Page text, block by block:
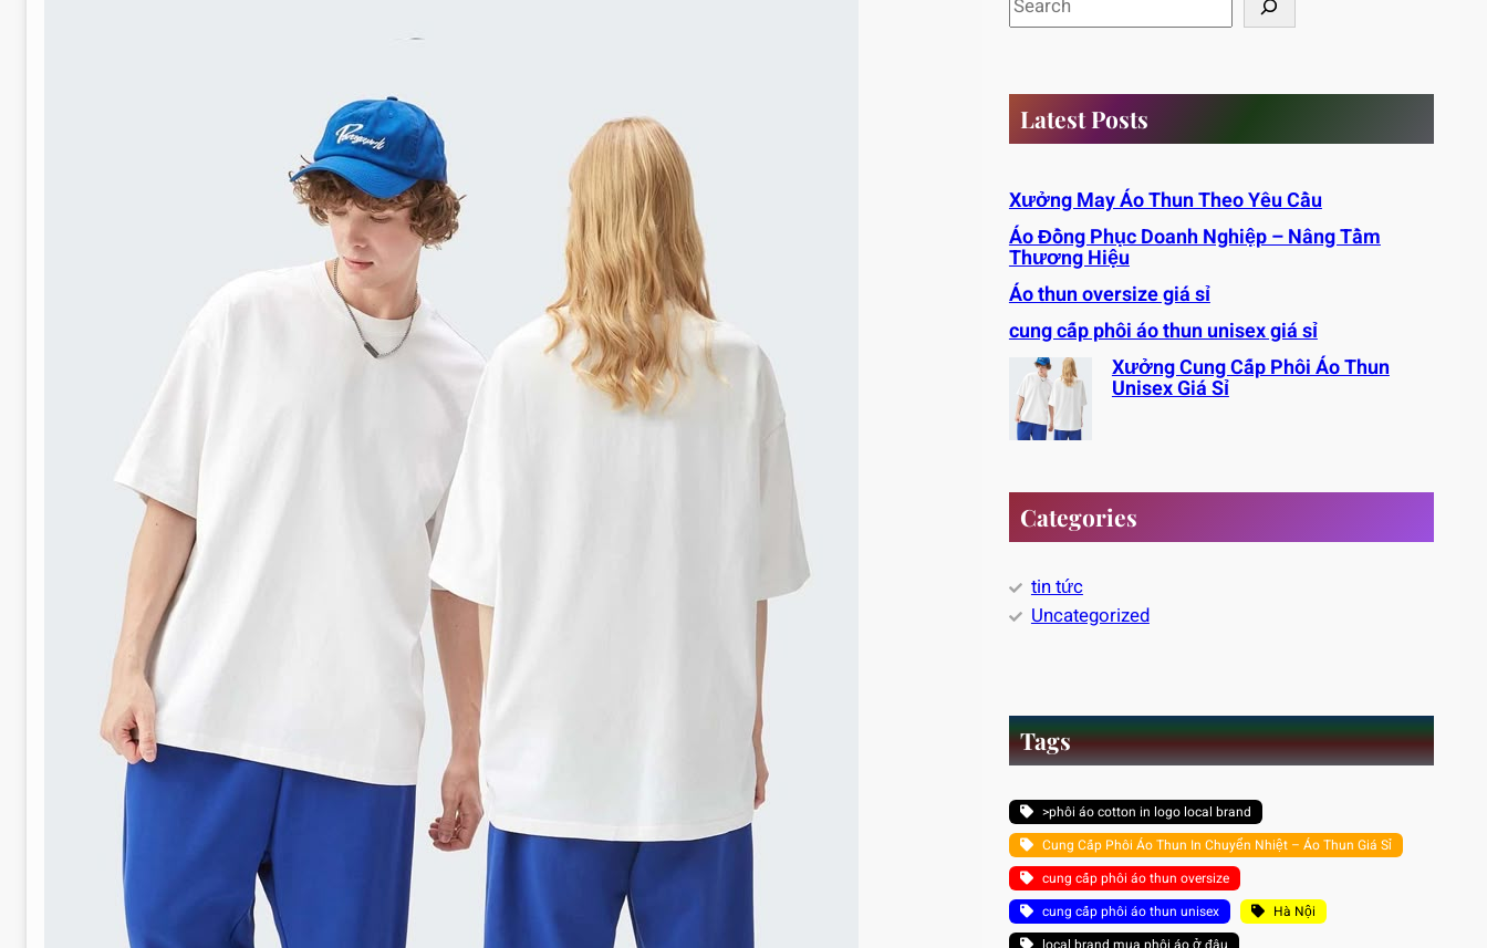
e
h
Latest Posts
Xưởng May Áo Thun Theo Yêu Cầu
Áo Đồng Phục Doanh Nghiệp – Nâng Tầm
Thương Hiệu
Áo thun oversize giá sỉ
cung cấp phôi áo thun unisex giá sỉ
Xưởng Cung Cấp Phôi Áo Thun
Unisex Giá Sỉ
Categories
tin tức
Uncategorized
Tags
>phôi áo cotton in logo local brand
Cung Cấp Phôi Áo Thun In Chuyển Nhiệt – Áo Thun Giá Sỉ
cung cấp phôi áo thun oversize
cung cấp phôi áo thun unisex
Hà Nội